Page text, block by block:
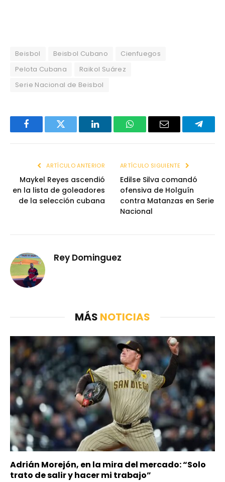
Beisbol Beisbol Cubano
Cienfuegos
Pelota Cubana
Raikol Suárez
Serie Nacional de Beisbol
FacebookTwitter LinkedInWhatsAppEmail
ARTÍCULO ANTERIOR
Maykel Reyes ascendió
en la lista de goleadores
de la selección cubana
ARTÍCULO SIGUIENTE
Edilse Silva comandó
ofensiva de Holguín
contra Matanzas en Serie
Nacional
Rey Dominguez
MÁS NOTICIAS
Adrián Morejón, en la mira del mercado: “Solo
trato de salir y hacer mi trabajo”